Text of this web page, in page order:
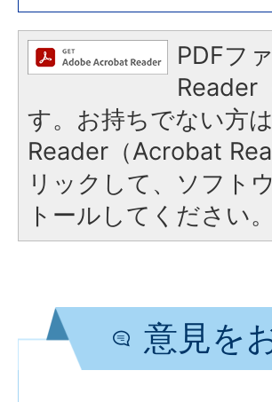
PDFフ
Reader
す。お持ちでない方
Reader（Acrobat
リックして、ソフト
トールしてください。
意見を